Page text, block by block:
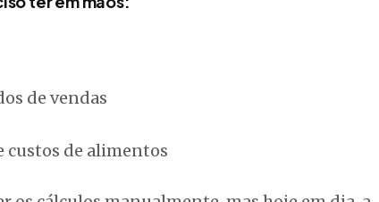
de vendas
custos de alimentos